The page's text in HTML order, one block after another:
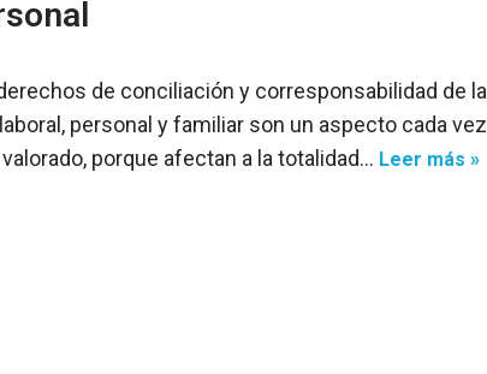
de conciliación y corresponsabilidad de la
personal y familiar son un aspecto cada vez
porque afectan a la totalidad… Leer más »